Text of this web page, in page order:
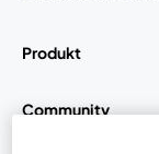
Produkt
Community